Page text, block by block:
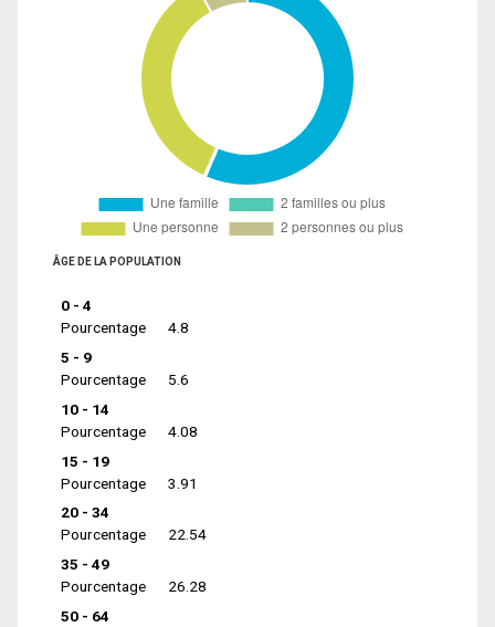
ÂGE DE LA POPULATION
0 - 4
Pourcentage
4.8
5 - 9
Pourcentage
5.6
10 - 14
Pourcentage
4.08
15 - 19
Pourcentage
3.91
20 - 34
Pourcentage
22.54
35 - 49
Pourcentage
26.28
50 - 64